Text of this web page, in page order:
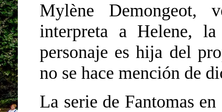
Mylène Demongeot,
interpreta a Helene,
personaje es hija del
no se hace mención de
La serie de Fantomas